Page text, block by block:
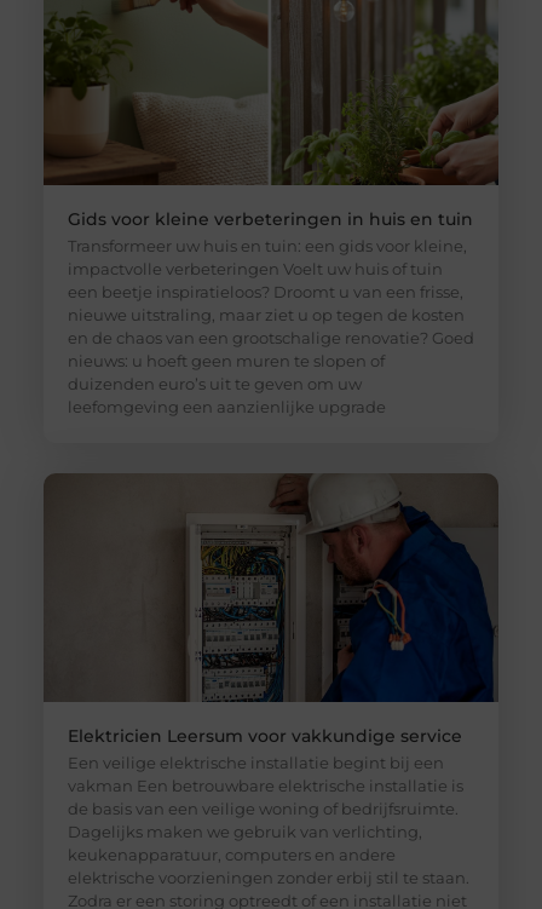
Gids voor kleine verbeteringen in huis en tuin
Transformeer uw huis en tuin: een gids voor kleine,
impactvolle verbeteringen Voelt uw huis of tuin
een beetje inspiratieloos? Droomt u van een frisse,
nieuwe uitstraling, maar ziet u op tegen de kosten
en de chaos van een grootschalige renovatie? Goed
nieuws: u hoeft geen muren te slopen of
duizenden euro’s uit te geven om uw
leefomgeving een aanzienlijke upgrade
Elektricien Leersum voor vakkundige service
Een veilige elektrische installatie begint bij een
vakman Een betrouwbare elektrische installatie is
de basis van een veilige woning of bedrijfsruimte.
Dagelijks maken we gebruik van verlichting,
keukenapparatuur, computers en andere
elektrische voorzieningen zonder erbij stil te staan.
Zodra er een storing optreedt of een installatie niet